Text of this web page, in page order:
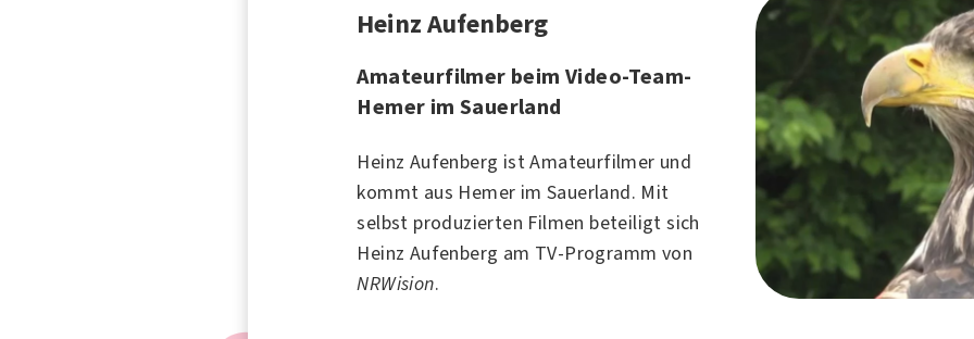
Heinz Aufenberg
Amateurfilmer beim Video-Team-
Hemer im Sauerland
Heinz Aufenberg ist Amateurfilmer und
kommt aus Hemer im Sauerland. Mit
selbst produzierten Filmen beteiligt sich
Heinz Aufenberg am TV-Programm von
NRWision.